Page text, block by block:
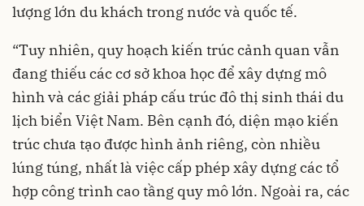
lượng lớn du khách trong nước và quốc tế.
“Tuy nhiên, quy hoạch kiến trúc cảnh quan vẫn
đang thiếu các cơ sở khoa học để xây dựng mô
hình và các giải pháp cấu trúc đô thị sinh thái du
lịch biển Việt Nam. Bên cạnh đó, diện mạo kiến
trúc chưa tạo được hình ảnh riêng, còn nhiều
lúng túng, nhất là việc cấp phép xây dựng các tổ
hợp công trình cao tầng quy mô lớn. Ngoài ra, các